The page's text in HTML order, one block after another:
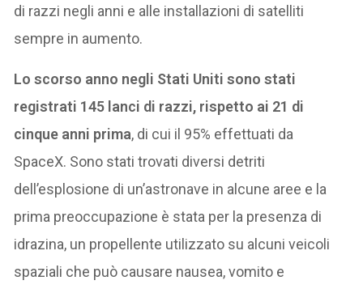
di razzi negli anni e alle installazioni di satelliti
sempre in aumento.
Lo scorso anno negli Stati Uniti sono stati
registrati 145 lanci di razzi, rispetto ai 21 di
cinque anni prima, di cui il 95% effettuati da
SpaceX. Sono stati trovati diversi detriti
dell’esplosione di un’astronave in alcune aree e la
prima preoccupazione è stata per la presenza di
idrazina, un propellente utilizzato su alcuni veicoli
spaziali che può causare nausea, vomito e